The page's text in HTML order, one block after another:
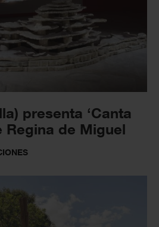
presenta ‘Canta
Regina de Miguel